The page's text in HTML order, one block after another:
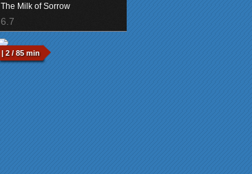
The Milk of Sorrow
6.7
| 2 / 85 min